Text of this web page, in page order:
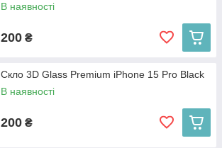
В наявності
200 ₴
Скло 3D Glass Premium iPhone 15 Pro Black
В наявності
200 ₴